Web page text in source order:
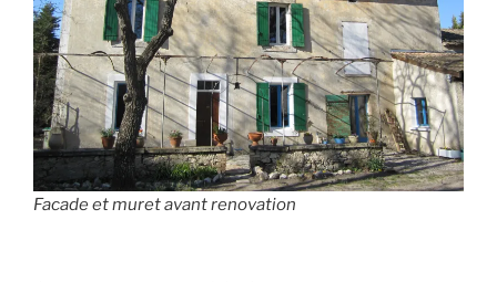
Facade et muret avant renovation